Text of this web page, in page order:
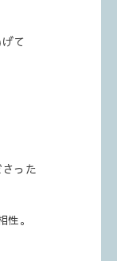
て
った
。